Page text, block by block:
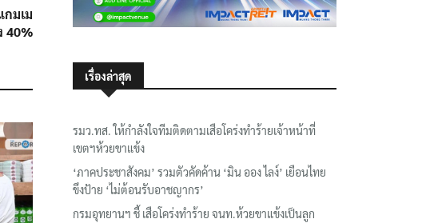
กมเม
40%
เรื่องล่าสุด
รมว.ทส. ให้กำลังใจทีมติดตามเสือโคร่งทำร้ายเจ้าหน้าที่
เขตฯห้วยขาแข้ง
‘ภาคประชาสังคม’ รวมตัวคัดค้าน ‘มิน ออง ไลง์’ เยือนไทย
ขึงป้าย ‘ไม่ต้อนรับอาชญากร’
กรมอุทยานฯ ชี้ เสือโคร่งทำร้าย จนท.ห้วยขาแข้งเป็นลูก